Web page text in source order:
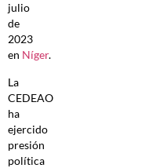
julio
de
2023
en Níger.
La
CEDEAO
ha
ejercido
presión
política